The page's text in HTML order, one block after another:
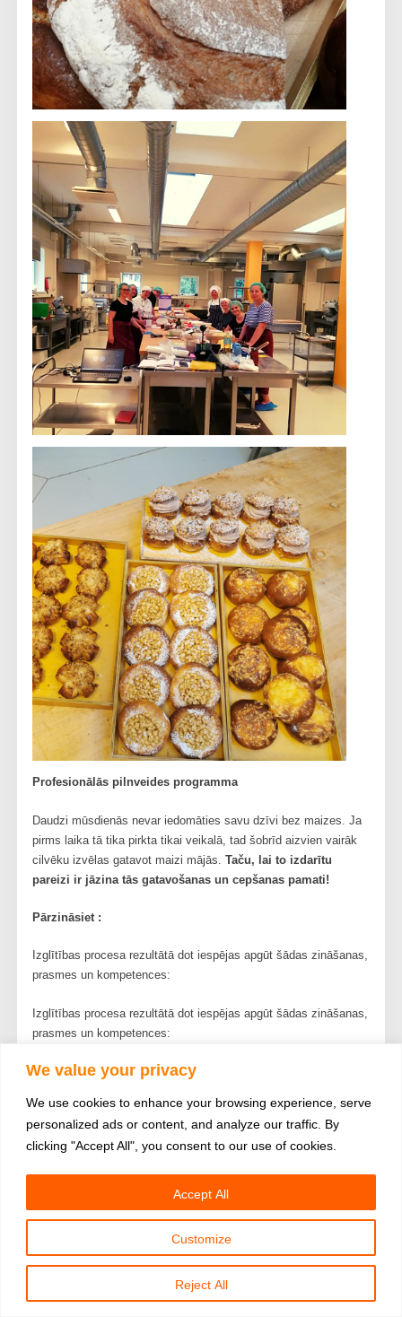
We value your privacy
We use cookies to enhance your browsing experience, serve
personalized ads or content, and analyze our traffic. By
clicking "Accept All", you consent to our use of cookies.
Customize
Reject All
Accept All
Profesionālās pilnveides programma
Daudzi mūsdienās nevar iedomāties savu dzīvi bez maizes. Ja
pirms laika tā tika pirkta tikai veikalā, tad šobrīd aizvien vairāk
cilvēku izvēlas gatavot maizi mājās. Taču, lai to izdarītu
pareizi ir jāzina tās gatavošanas un cepšanas pamati!
Pārzināsiet :
Izglītības procesa rezultātā dot iespējas apgūt šādas zināšanas,
prasmes un kompetences:
Izglītības procesa rezultātā dot iespējas apgūt šādas zināšanas,
prasmes un kompetences:
atbilstošā maizes veida cepšanai.
atbilstoši maizes veidam.
3.Gatavo dažādu miltu maizes mīklas, ievērojot tehnoloģiskās
kartes nosacījumus rudzu maizei, kviešu maizei, jaukto miltu
4.Veido maizes izstrādājumus.
5.Piemēro un nodrošina katram maizes un tās izstrādājuma